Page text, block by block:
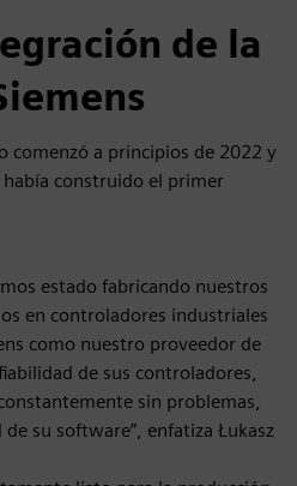
de la
comenzó a principios de 2022 y
construido el primer
estado fabricando nuestros
en controladores industriales
como nuestro proveedor de
de sus controladores,
sin problemas,
su software”, enfatiza Łukasz